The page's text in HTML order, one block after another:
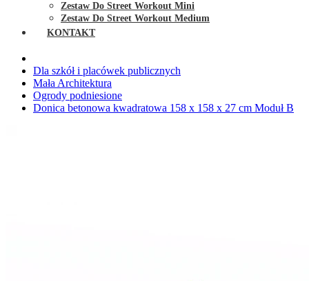
Zestaw Do Street Workout Mini
Zestaw Do Street Workout Medium
KONTAKT
Dla szkół i placówek publicznych
Mała Architektura
Ogrody podniesione
Donica betonowa kwadratowa 158 x 158 x 27 cm Moduł B